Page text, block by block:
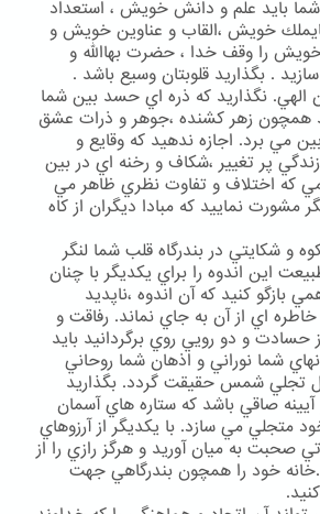
بايد علم و دانش خويش ، استعداد
خويش ،القاب و عناوين خويش و
را وقف خدا ، حضرت بهاالله و
. بگذاريد قلوبتان وسيع باشد .
نگذاريد كه ذره اي حسد بين شما
همچون زهر كشنده ،جوهر و ذرات عشق
مي برد. اجازه ندهيد كه وقايع و
پر تغيير ،شكاف و رخنه اي در بين
كه اختلاف و تفاوت نظري ظاهر مي
مشورت نماييد كه مبادا ديگران از كاه
و شكايتي در بندرگاه قلب شما لنگر
اين اندوه را براي يكديگر با چنان
كنيد كه آن اندوه ،ناپديد
اي از آن به جاي نماند. رفاقت و
حسادت و دو رويي روي برگردانيد بايد
شما نوراني و اذهان شما روحاني
تجلي شمس حقيقت گردد. بگذاريد
صاقي باشد كه ستاره هاي آسمان
متجلي مي سازد. با يكديگر از آرزوهاي
صحبت به ميان آوريد و هرگز رازي را از
خود را همچون بندرگاهي جهت